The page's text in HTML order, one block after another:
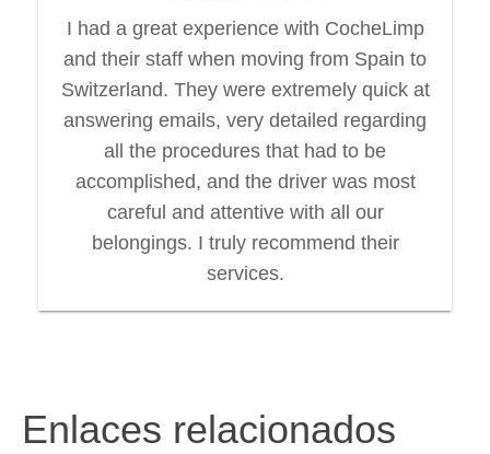
I had a great experience with CocheLimp
and their staff when moving from Spain to
Switzerland. They were extremely quick at
answering emails, very detailed regarding
all the procedures that had to be
accomplished, and the driver was most
careful and attentive with all our
belongings. I truly recommend their
services.
Enlaces relacionados